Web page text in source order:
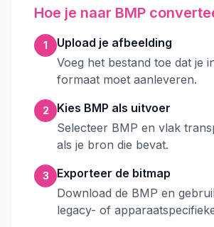
Hoe je naar BMP
1
Upload je afbeelding
Voeg het bestand toe dat je
formaat moet aanleveren.
2
Kies BMP als uitvoer
Selecteer BMP en vlak
als je bron die bevat.
3
Exporteer de bitmap
Download de BMP en
legacy- of